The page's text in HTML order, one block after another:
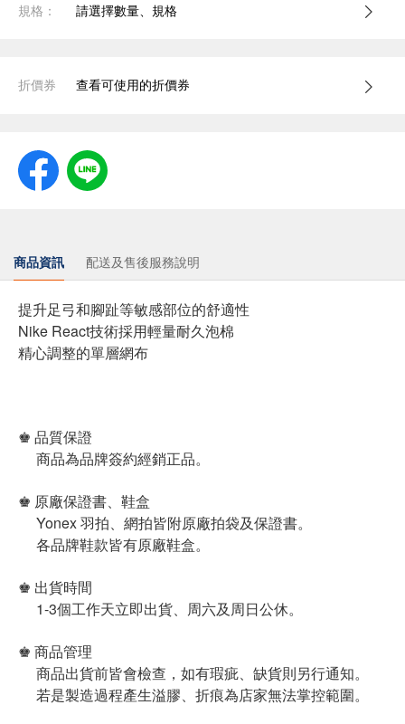
規格： 請選擇數量、規格
折價券 查看可使用的折價券
商品資訊 配送及售後服務說明
提升足弓和腳趾等敏感部位的舒適性
Nike React技術採用輕量耐久泡棉
精心調整的單層網布
♚ 品質保證
商品為品牌簽約經銷正品。
♚ 原廠保證書、鞋盒
Yonex 羽拍、網拍皆附原廠拍袋及保證書。
各品牌鞋款皆有原廠鞋盒。
♚ 出貨時間
1-3個工作天立即出貨、周六及周日公休。
♚ 商品管理
商品出貨前皆會檢查，如有瑕疵、缺貨則另行通知。
若是製造過程產生溢膠、折痕為店家無法掌控範圍。